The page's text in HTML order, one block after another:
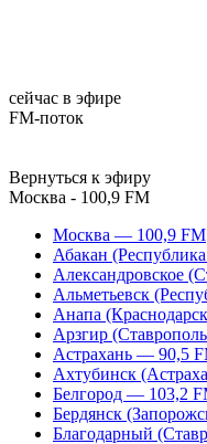
сейчас в эфире
FM-поток
Вернуться к эфиру
Москва - 100,9 FM
Москва — 100,9 FM
Абакан
Александровское
Альметьевск
Анапа
Арзгир
Астрахань — 90,5
Ахтубинск
Белгород — 103,2
Бердянск
Благодарный